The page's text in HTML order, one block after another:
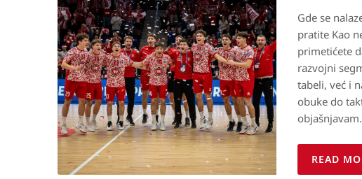
Gde se
pratite Kao
primetićete
razvojni
tabeli, već i
obuke do
READ